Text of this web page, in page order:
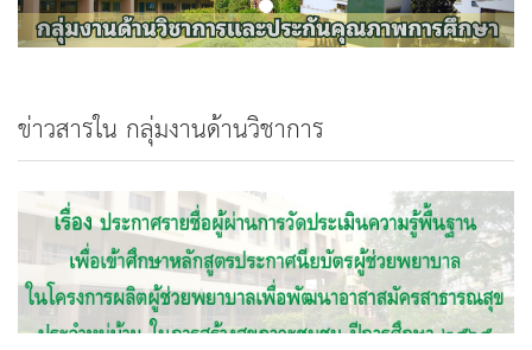
ข่าวสารใน กลุ่มงานด้านวิชาการ